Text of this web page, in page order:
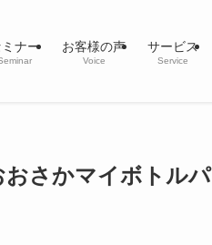
ミナー お客様の声
Voice
サービス
Service
さかマイボトルパ